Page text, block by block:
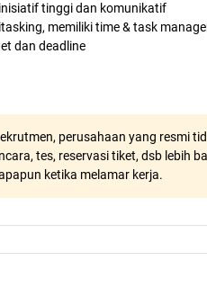
tinggi dan komunikatif
memiliki time & task
dan deadline
perusahaan yang resmi
tes, reservasi tiket, dsb lebih
ketika melamar kerja.